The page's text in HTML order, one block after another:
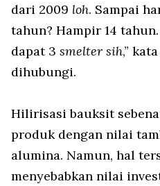
dari 2009 loh. Sampai
tahun? Hampir 14 tahun.
dapat 3 smelter sih,”
dihubungi.
Hilirisasi bauksit
produk dengan nilai
alumina. Namun, hal
menyebabkan nilai